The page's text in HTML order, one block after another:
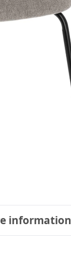
information